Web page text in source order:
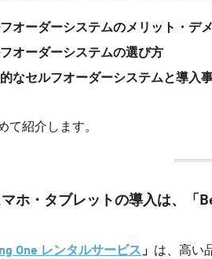
オーダーシステムのメリット・デ
オーダーシステムの選び方
なセルフオーダーシステムと導入
て紹介します。
ホ・タブレットの導入は、「
One レンタルサービス 」 は、高い